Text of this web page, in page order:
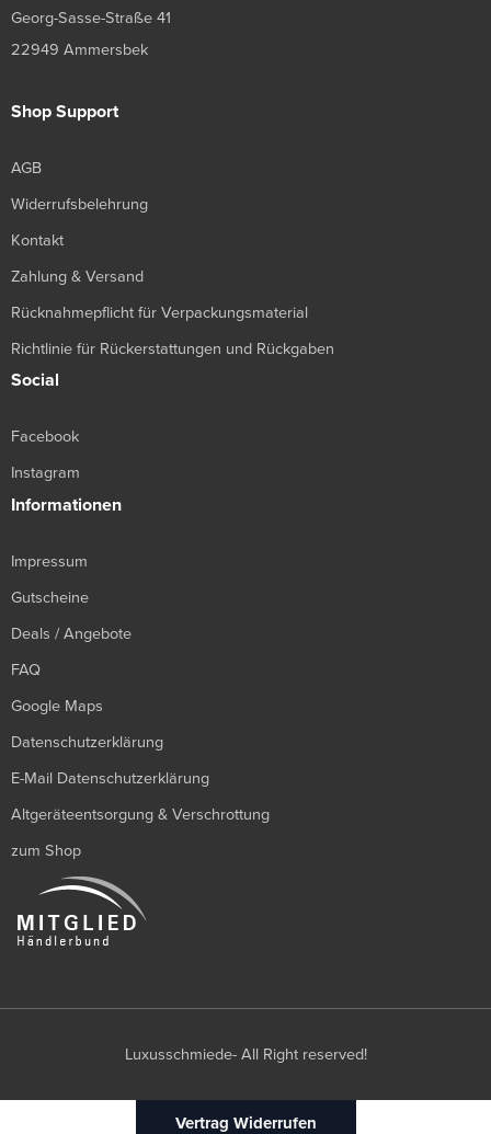
Georg-Sasse-Straße 41
22949 Ammersbek
Shop Support
AGB
Widerrufsbelehrung
Kontakt
Zahlung & Versand
Rücknahmepflicht für Verpackungsmaterial
Richtlinie für Rückerstattungen und Rückgaben
Social
Facebook
Instagram
Informationen
Impressum
Gutscheine
Deals / Angebote
FAQ
Google Maps
Datenschutzerklärung
E-Mail Datenschutzerklärung
Altgeräteentsorgung & Verschrottung
zum Shop
Luxusschmiede- All Right reserved!
Vertrag Widerrufen